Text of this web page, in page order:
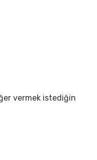
vermek istediğin